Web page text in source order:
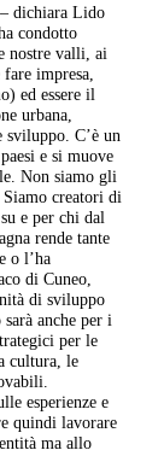
dichiara Lido
condotto
nostre valli, ai
impresa,
ed essere il
urbana,
C’è un
e si muove
Non siamo gli
creatori di
e per chi dal
rende tante
o l’ha
di Cuneo,
di sviluppo
anche per i
per le
cultura, le
esperienze e
quindi lavorare
ma allo